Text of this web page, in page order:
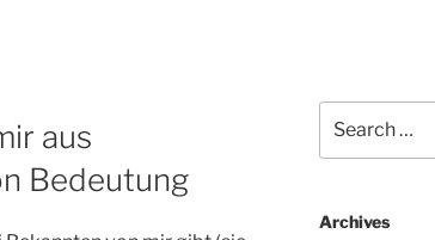
aus
Bedeutung
for:
Archives